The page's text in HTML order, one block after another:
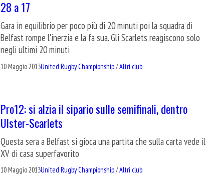
28 a 17
Gara in equilibrio per poco più di 20 minuti poi la squadra di
Belfast rompe l'inerzia e la fa sua. Gli Scarlets reagiscono solo
negli ultimi 20 minuti
10 Maggio 2013United Rugby Championship/Altri club
Pro12: si alzia il sipario sulle semifinali, dentro
Ulster-Scarlets
Questa sera a Belfast si gioca una partita che sulla carta vede il
XV di casa superfavorito
10 Maggio 2013United Rugby Championship/Altri club